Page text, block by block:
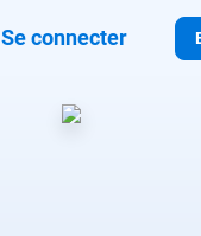
Se connecter